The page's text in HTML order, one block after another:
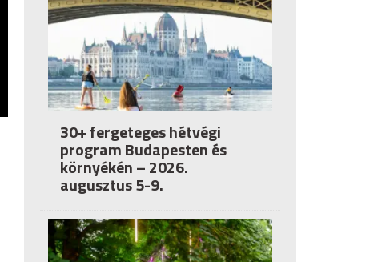
30+ fergeteges hétvégi
program Budapesten és
környékén – 2026.
augusztus 5-9.